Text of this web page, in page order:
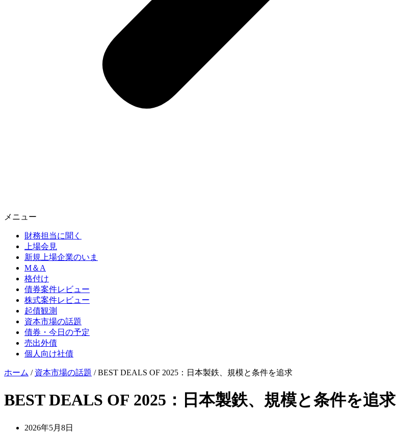
メニュー
財務担当に聞く
上場会見
新規上場企業のいま
M＆A
格付け
債券案件レビュー
株式案件レビュー
起債観測
資本市場の話題
債券・今日の予定
売出外債
個人向け社債
ホーム / 資本市場の話題 /BEST DEALS OF 2025：日本製鉄、規模と条件を追求
BEST DEALS OF 2025：日本製鉄、規模と条件を追求
2026年5月8日